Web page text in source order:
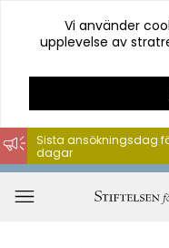
Hoppa
till
innehåll
Vi använder
upplevelse av
Sista ansökningsdag
dagar